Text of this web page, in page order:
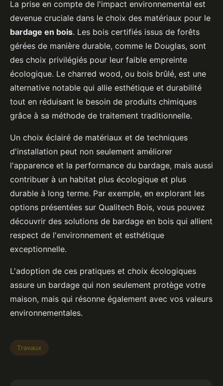
La prise en compte de l'impact environnemental est
devenue cruciale dans le choix des matériaux pour le
bardage en bois. Les bois certifiés issus de forêts
gérées de manière durable, comme le Douglas, sont
des choix privilégiés pour leur faible empreinte
écologique. Le charred wood, ou bois brûlé, est une
alternative notable qui allie esthétique et durabilité
tout en réduisant le besoin de produits chimiques
grâce à sa méthode de traitement traditionnelle.
Un choix éclairé de matériaux et de techniques
d'installation peut non seulement améliorer
l'apparence et la performance du bardage, mais aussi
contribuer à un habitat plus écologique et plus
durable à long terme. Par exemple, en explorant les
options présentées sur Qualitech Bois, vous pouvez
découvrir des solutions de bardage en bois qui allient
respect de l'environnement et esthétique
exceptionnelle.
L'adoption de ces pratiques et choix écologiques
assure un bardage qui non seulement protège votre
maison, mais qui résonne également avec vos valeurs
environnementales.
Travaux